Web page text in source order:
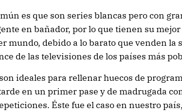
es que son series blancas pero con
en bañador, por lo que tienen su
mundo, debido a lo barato que venden la
de las televisiones de los países más
ideales para rellenar huecos de
en un primer pase y de madrugada
Éste fue el caso en nuestro